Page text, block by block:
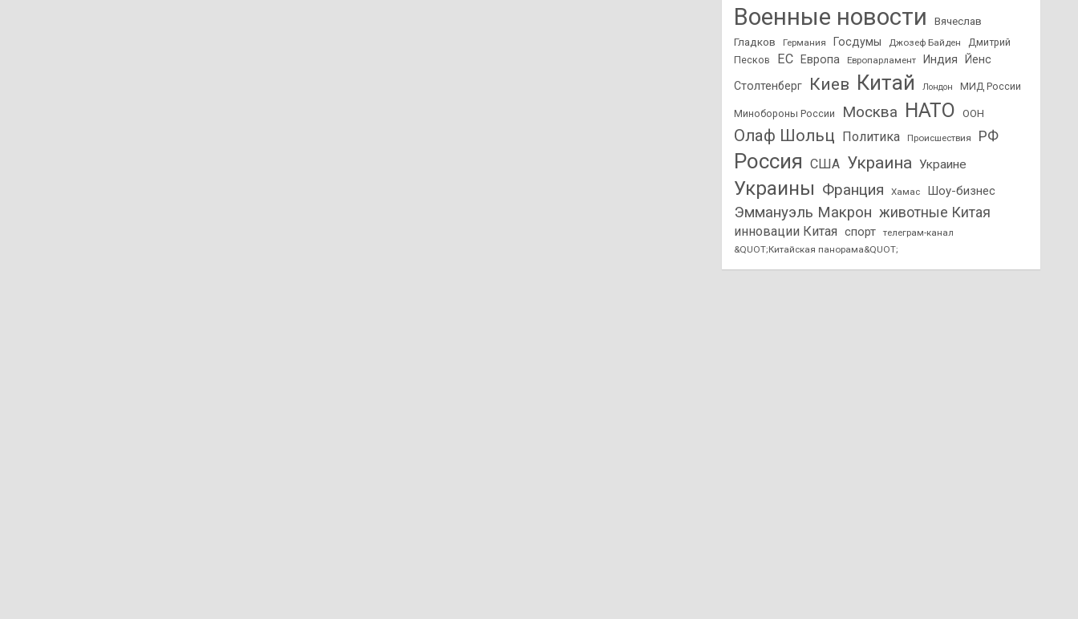
Военные новости
Вячеслав
Гладков
Германия Госдумы Джозеф Байден
Дмитрий
Песков
ЕС Европа Европарламент Индия Йенс
Столтенберг Киев Китай Лондон МИД России
Минобороны России Москва НАТО ООН
Олаф Шольц Политика Происшествия РФ
Россия США Украина Украине
Украины Франция Хамас Шоу-бизнес
Эммануэль Макрон животные Китая
инновации Китая спорт
телеграм-канал
&QUOT;Китайская панорама&QUOT;